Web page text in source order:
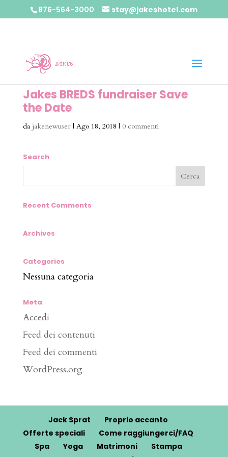
876-564-3000 stay@jakeshotel.com
Jakes BREDS fundraiser Save
the Date
da jakenewuser| Ago 18, 2018 | 0 commenti
Search
Recent Comments
Archives
Categories
Nessuna categoria
Meta
Accedi
Feed dei contenuti
Feed dei commenti
WordPress.org
Jack Sprat
Proprio accanto
Offerte speciali
Come raggiungerci/FAQ
Spa
Yoga Matrimoni
Stampa